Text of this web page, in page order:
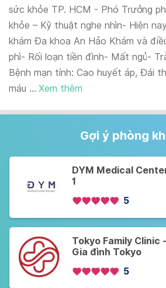
sức khỏe TP. HCM - Phó Trưởng
khỏe – Kỹ thuật nghe nhìn- Hiện
khám Đa khoa An Hảo Khám và
phì- Rối loạn tiền đình- Mất ngủ-
Bệnh mạn tính: Cao huyết áp, Đái
máu ... Xem thêm
Gợi ý phòng
DYM Medical
1
5
Tokyo Family Clinic
Gia đình Tokyo
5